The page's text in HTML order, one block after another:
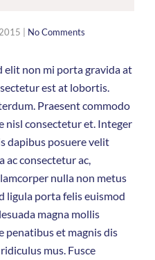
No Comments
elit non mi porta gravida at
est at lobortis.
Praesent commodo
nisl consectetur et. Integer
dapibus posuere velit
ac consectetur ac,
nulla non metus
ligula porta felis euismod
magna mollis
penatibus et magnis dis
mus. Fusce